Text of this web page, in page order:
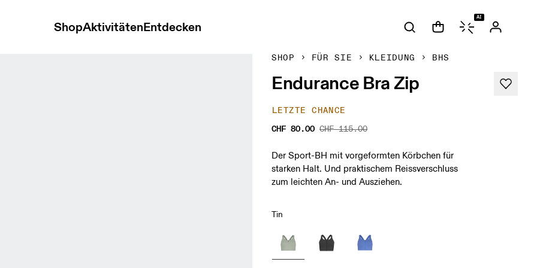
ShopAktivitätenEntdecken
AI
SHOP FÜR SIE KLEIDUNG BHS
Endurance Bra Zip
LETZTE CHANCE
CHF 80.00 CHF 115.00
Der Sport-BH mit vorgeformten Körbchen für
starken Halt. Und praktischem Reissverschluss
zum leichten An- und Ausziehen.
Tin